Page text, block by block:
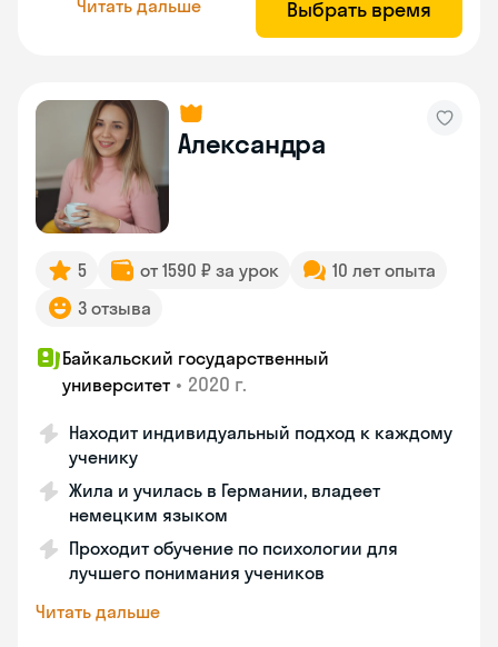
Читать дальше Выбрать время
Александра
5 от 1590 ₽ за урок
10 лет опыта
3 отзыва
Байкальский государственный
университет • 2020 г.
Находит индивидуальный подход к каждому
ученику
Жила и училась в Германии, владеет
немецким языком
Проходит обучение по психологии для
лучшего понимания учеников
Читать дальше